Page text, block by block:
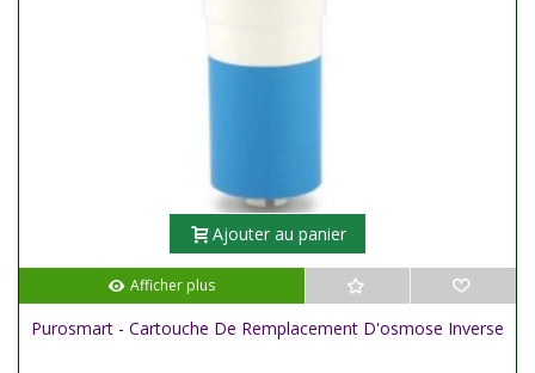
Ajouter au panier
Afficher plus
Purosmart - Cartouche De Remplacement D'osmose Inverse